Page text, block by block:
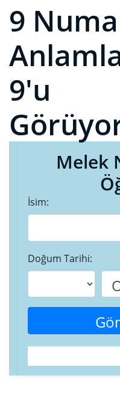
9
9'u
Melek
İsim:
Doğum Tarihi: